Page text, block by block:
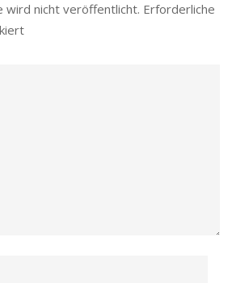
wird nicht veröffentlicht. Erforderliche